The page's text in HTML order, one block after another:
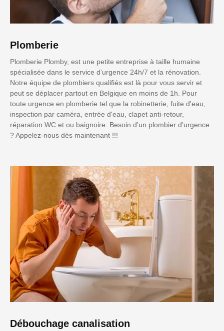
Plomberie
Plomberie Plomby, est une petite entreprise à taille humaine
spécialisée dans le service d’urgence 24h/7 et la rénovation.
Notre équipe de plombiers qualifiés est là pour vous servir et
peut se déplacer partout en Belgique en moins de 1h. Pour
toute urgence en plomberie tel que la robinetterie, fuite d'eau,
inspection par caméra, entrée d'eau, clapet anti-retour,
réparation WC et ou baignoire. Besoin d'un plombier d'urgence
? Appelez-nous dès maintenant !!!
Débouchage canalisation